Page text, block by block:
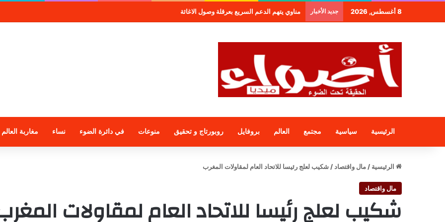
8 أغسطس, 2026 جديد الأخبار طنجة.. مجموعة فندقية جديدة لمجموعة الراجحي الاستثمارية
الرئيسية سياسية مجتمع العالم بروفايل روبورتاج و تحقيق منوعات في دائرة الضوء نساء مغاربة العالم
الرئيسية / مال واقتصاد/ شكيب لعلج رئيسا للاتحاد العام لمقاولات المغرب
مال واقتصاد
شكيب لعلج رئيسا للاتحاد العام لمقاولات